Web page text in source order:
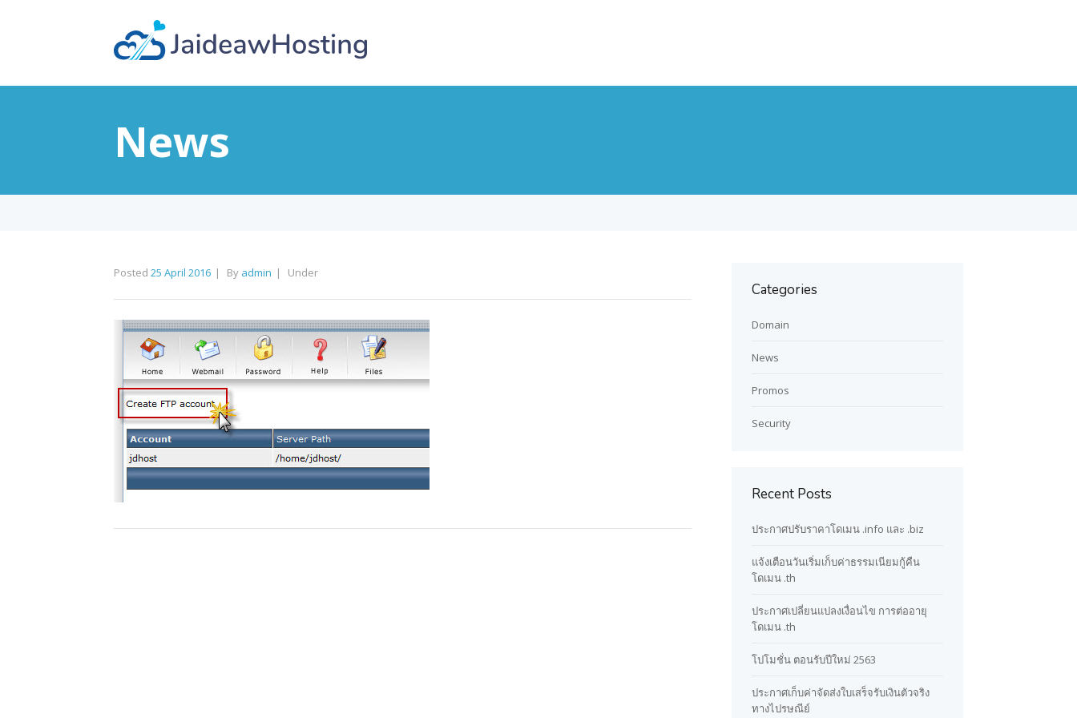
News
Posted 25 April 2016 By admin Under
Categories
Domain
News
Promos
Security
Recent Posts
ประกาศปรับราคาโดเมน .info และ .biz
แจ้งเตือนวันเริ่มเก็บค่าธรรมเนียมกู้คืน
โดเมน .th
ประกาศเปลี่ยนแปลงเงื่อนไข การต่ออายุ
โดเมน .th
โปโมชั่น ตอนรับปีใหม่ 2563
ประกาศเก็บค่าจัดส่งใบเสร็จรับเงินตัวจริง
ทางไปรษณีย์